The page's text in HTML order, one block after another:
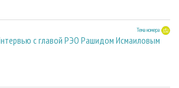
Тема номера
с главой РЭО Рашидом Исмаиловым